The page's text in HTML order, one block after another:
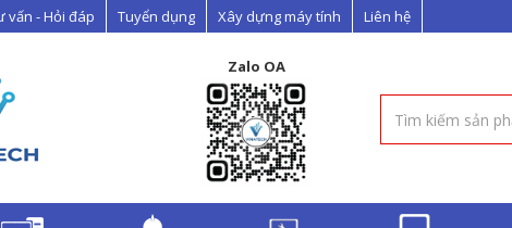
vấn - Hỏi đáp Tuyển dụng Xây dựng máy tính Liên hệ
Zalo OA